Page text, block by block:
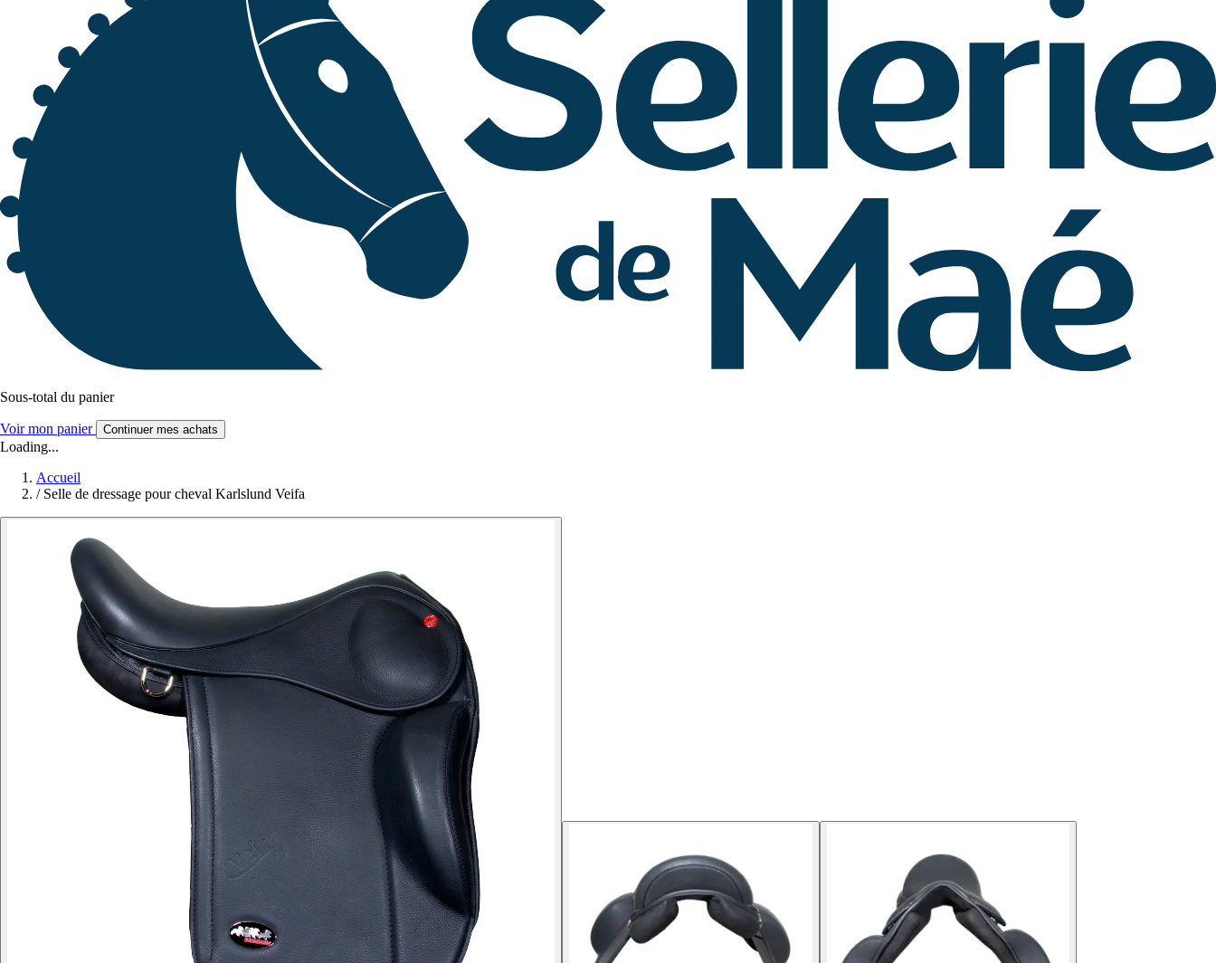
Sous-total du panier
Voir mon panier Continuer mes achats
Loading...
Accueil
/ Selle de dressage pour cheval Karlslund Veifa